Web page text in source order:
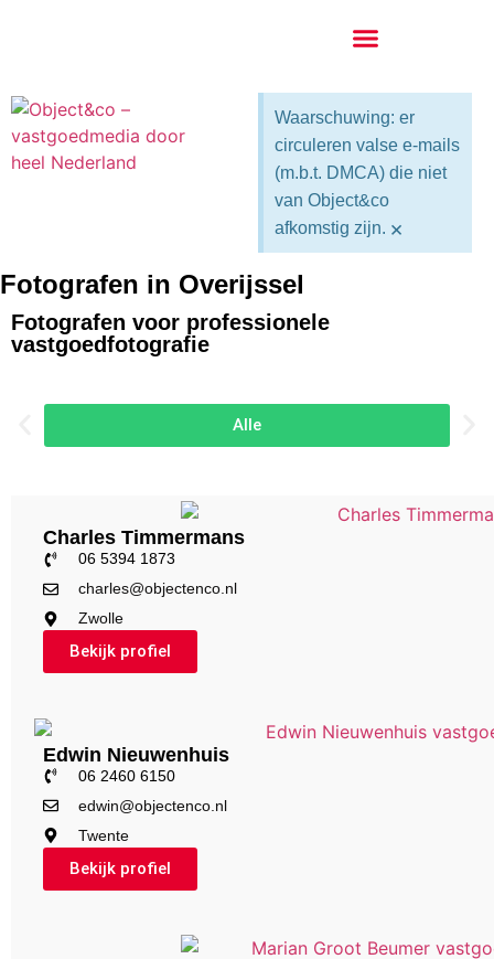
Waarschuwing: er
circuleren valse e-mails
(m.b.t. DMCA) die niet
van Object&co
afkomstig zijn. ×
Fotografen in Overijssel
Fotografen voor professionele
vastgoedfotografie
Alle
Charles Timmermans
06 5394 1873
charles@objectenco.nl
Zwolle
Bekijk profiel
Edwin Nieuwenhuis
06 2460 6150
edwin@objectenco.nl
Twente
Bekijk profiel